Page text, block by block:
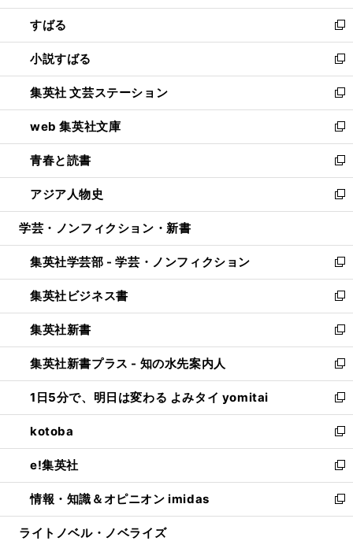
開
く
ウ
で
開
く
ン
ド
ウ
で
開
く
すばる
新
し
い
ウ
ィ
ン
ド
ウ
で
開
く
小説すばる
新
し
い
ウ
ィ
ン
ド
ウ
で
開
集英社 文芸ステーション
新
し
い
ウ
ィ
ン
ド
ウ
開
く
web 集英社文庫
新
し
い
ウ
ィ
ン
ウ
で
開
く
青春と読書
新
し
い
ウ
ン
ド
ウ
で
開
く
アジア人物史
新
し
ウ
ィ
ン
ド
ウ
で
開
く
学芸・ノンフィクション・新書
集英社学芸部 - 学芸・ノンフィクション
新
し
い
ウ
ィ
ン
ド
ウ
で
開
く
集英社ビジネス書
新
し
い
ウ
ィ
ン
ド
ウ
で
開
く
集英社新書
新
し
い
ウ
ィ
ン
ド
ウ
で
開
く
集英社新書プラス - 知の水先案内人
新
し
い
ウ
ィ
ン
ド
ウ
で
開
1日5分で、明日は変わる よみタイ yomitai
新
し
い
ウ
ィ
ン
ド
ウ
kotoba
新
し
い
ウ
ィ
ン
e!集英社
新
し
い
ウ
情報・知識＆オピニオン imidas
新
し
ライトノベル・ノベライズ